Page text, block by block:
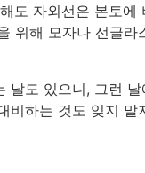
도 자외선은 본토에
위해 모자나 선글라
날도 있으니, 그런
비하는 것도 잊지 말